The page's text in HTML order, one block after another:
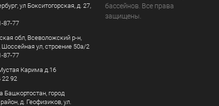
ул Бокситогорская, д. 27,
87-77
обл, Всеволожский р-н,
Шоссейная ул, строение 50а/2
87-77
Карима д.16
22 92
Башкортостан, город
д. Геофизиков, ул.
бассейнов. Все права
защищены.